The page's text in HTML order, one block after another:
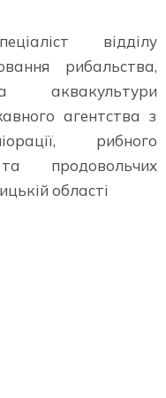
відділу
рибальства,
аквакультури
агентства з
рибного
продовольчих
області